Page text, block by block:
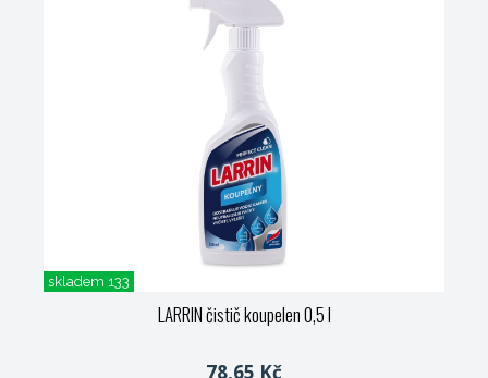
skladem 133
LARRIN čistič koupelen 0,5 l
78,65 Kč